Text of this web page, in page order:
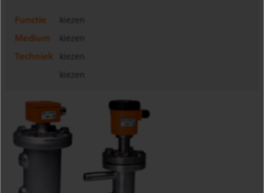
Functie kiezen
Medium kiezen
Techniek
kiezen
kiezen